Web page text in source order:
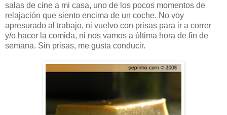
salas de cine a mi casa, uno de los pocos momentos de
relajación que siento encima de un coche. No voy
apresurado al trabajo, ni vuelvo con prisas para ir a correr
y/o hacer la comida, ni nos vamos a última hora de fin de
semana. Sin prisas, me gusta conducir.